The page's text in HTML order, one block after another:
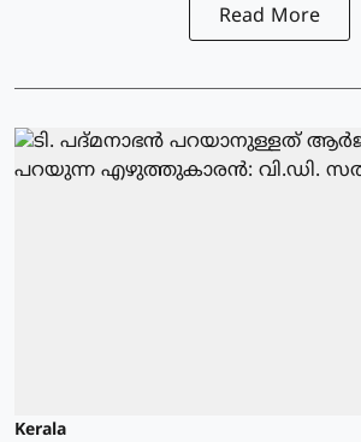
Read More
Kerala